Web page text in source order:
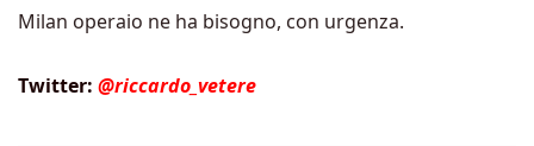
Milan operaio ne ha bisogno, con urgenza.
Twitter: @riccardo_vetere